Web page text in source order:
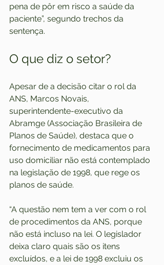
pena de pôr em risco a saúde da
paciente”, segundo trechos da
sentença.
O que diz o setor?
Apesar de a decisão citar o rol da
ANS, Marcos Novais,
superintendente-executivo da
Abramge (Associação Brasileira de
Planos de Saúde), destaca que o
fornecimento de medicamentos para
uso domiciliar não está contemplado
na legislação de 1998, que rege os
planos de saúde.
“A questão nem tem a ver com o rol
de procedimentos da ANS, porque
não está incluso na lei. O legislador
deixa claro quais são os itens
excluídos, e a lei de 1998 excluiu os